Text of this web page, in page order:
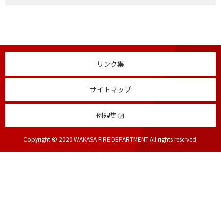
リンク集
サイトマップ
例規集 launch
Copyright © 2020 WAKASA FIRE DEPARTMENT All rights reserved.